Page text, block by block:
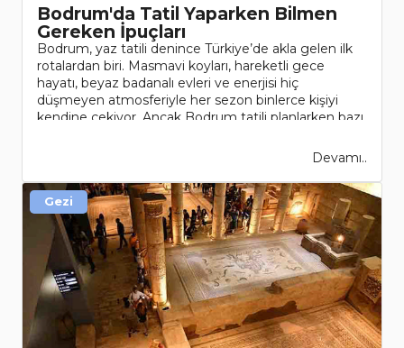
Bodrum'da Tatil Yaparken Bilmen
Gereken İpuçları
Bodrum, yaz tatili denince Türkiye’de akla gelen ilk
rotalardan biri. Masmavi koyları, hareketli gece
hayatı, beyaz badanalı evleri ve enerjisi hiç
düşmeyen atmosferiyle her sezon binlerce kişiyi
kendine çekiyor. Ancak Bodrum tatili planlarken bazı
Devamı..
Gezi